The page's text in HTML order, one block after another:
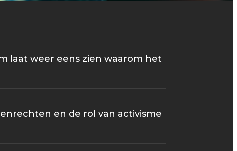
laat weer eens zien waarom het
en de rol van activisme